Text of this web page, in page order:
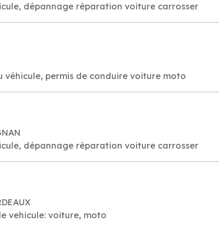
dépannage réparation voiture carrosser
permis de conduire voiture moto
dépannage réparation voiture carrosser
vehicule: voiture, moto